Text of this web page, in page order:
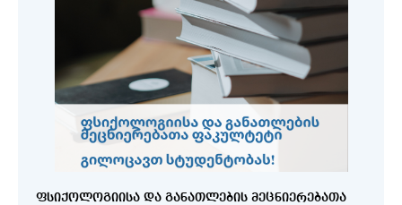
ᲤᲡᲘᲥᲝᲚᲝᲒᲘᲘᲡᲐ ᲓᲐ ᲒᲐᲜᲐᲗᲚᲔᲑᲘᲡ ᲛᲔᲪᲜᲘᲔᲠᲔᲑᲐᲗᲐ